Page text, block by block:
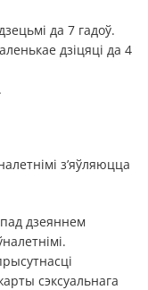
да 7 гадоў.
дзіцяці да 4
з’яўляюцца
дзеяннем
сэксуальнага